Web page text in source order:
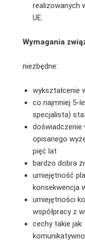
realizowanych
UE.
Wymagania
niezbędne:
wykształcenie
co najmniej 5-
specjalista)
doświadczenie
opisanego
pięć lat
bardzo dobra
umiejętność
konsekwencja
umiejętności
współpracy z
cechy takie